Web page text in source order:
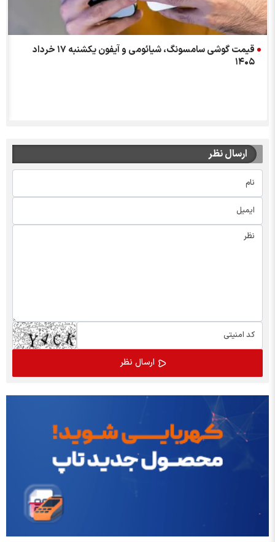
قیمت گوشی سامسونگ، شیائومی و آیفون یکشنبه ۱۷ خرداد
۱۴۰۵
ارسال نظر